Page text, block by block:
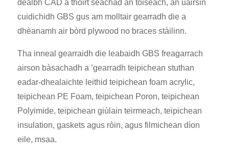
dealbh CAD a thoirt seachad an toiseach, an uairsin
cuidichidh GBS gus am molltair gearradh die a
dhèanamh air bòrd plywood no braces stàilinn.
Tha inneal gearraidh die leabaidh GBS freagarrach
airson bàsachadh a ’gearradh teipichean stuthan
eadar-dhealaichte leithid teipichean foam acrylic,
teipichean PE Foam, teipichean Poron, teipichean
Polyimide, teipichean giùlain teirmeach, teipichean
insulation, gaskets agus ròin, agus filmichean dìon
eile, msaa.